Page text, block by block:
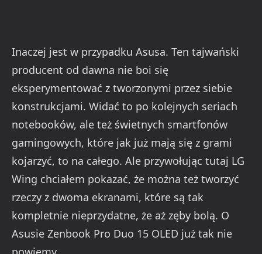
Inaczej jest w przypadku Asusa. Ten tajwański
producent od dawna nie boi się
eksperymentować z tworzonymi przez siebie
konstrukcjami. Widać to po kolejnych seriach
notebooków, ale też świetnych smartfonów
gamingowych, które jak już mają się z grami
kojarzyć, to na całego. Ale przywołując tutaj LG
Wing chciałem pokazać, że można też tworzyć
rzeczy z dwoma ekranami, które są tak
kompletnie nieprzydatne, że aż zęby bolą. O
Asusie Zenbook Pro Duo 15 OLED już tak nie